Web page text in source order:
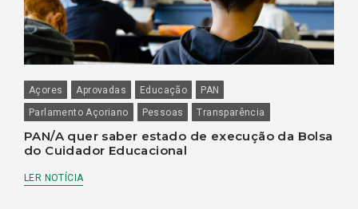
Açores Aprovadas Educação
PAN
Parlamento Açoriano
Pessoas Transparência
PAN/A quer saber estado de execução da Bolsa
do Cuidador Educacional
LER NOTÍCIA